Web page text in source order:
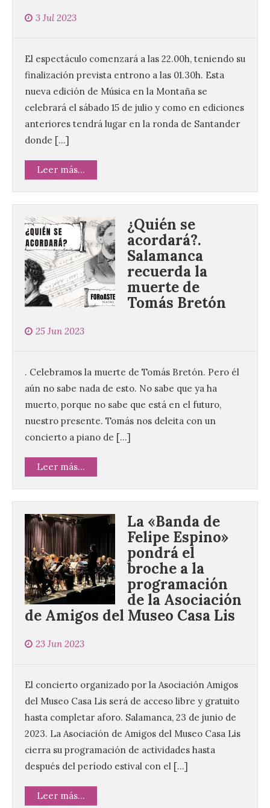
3 Jul 2023
El espectáculo comenzará a las 22.00h, teniendo su
finalización prevista entrono a las 01.30h. Esta
nueva edición de Música en la Montaña se
celebrará el sábado 15 de julio y como en ediciones
anteriores tendrá lugar en la ronda de Santander
donde […]
Leer más...
¿Quién se
acordará?.
Salamanca
recuerda la
muerte de
Tomás Bretón
25 Jun 2023
. Celebramos la muerte de Tomás Bretón. Pero él
aún no sabe nada de esto. No sabe que ya ha
muerto, porque no sabe que está en el futuro,
nuestro presente. Tomás nos deleita con un
concierto a piano de […]
Leer más...
La «Banda de
Felipe Espino»
pondrá el
broche a la
programación
de la Asociación
de Amigos del Museo Casa Lis
23 Jun 2023
El concierto organizado por la Asociación Amigos
del Museo Casa Lis será de acceso libre y gratuito
hasta completar aforo. Salamanca, 23 de junio de
2023. La Asociación de Amigos del Museo Casa Lis
cierra su programación de actividades hasta
después del período estival con el […]
Leer más...
El Ayuntamiento de La
Bañeza presenta el
Festival One More Time,
una cita con la música de
los 80 y 90 para el 16 de
agosto en la Plaza Mayor.
6 Ago 2026
domingo 16 de agosto, a
partir de las 23:00 horas,
en la Plaza Mayor de la
ciudad. El Salón de Plenos
del Ayuntamiento de La Bañeza ha
acogido esta mañana la presentación
oficial del Festival One […]
“Mirar un eclipse sin